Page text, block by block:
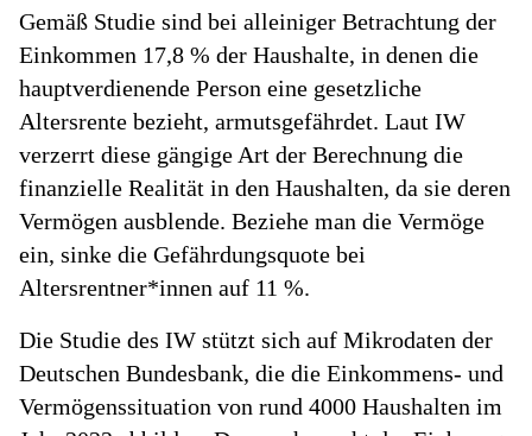
Gemäß Studie sind bei alleiniger Betrachtung der
Einkommen 17,8 % der Haushalte, in denen die
hauptverdienende Person eine gesetzliche
Altersrente bezieht, armutsgefährdet. Laut IW
verzerrt diese gängige Art der Berechnung die
finanzielle Realität in den Haushalten, da sie deren
Vermögen ausblende. Beziehe man die Vermöge
ein, sinke die Gefährdungsquote bei
Altersrentner*innen auf 11 %.
Die Studie des IW stützt sich auf Mikrodaten der
Deutschen Bundesbank, die die Einkommens- und
Vermögenssituation von rund 4000 Haushalten im